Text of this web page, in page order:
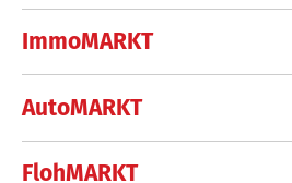
ImmoMARKT
AutoMARKT
FlohMARKT